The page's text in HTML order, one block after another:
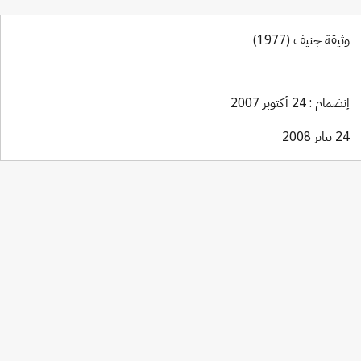
وثيقة جنيف (1977)
إنضمام : 24 أكتوبر 2007
24 يناير 2008